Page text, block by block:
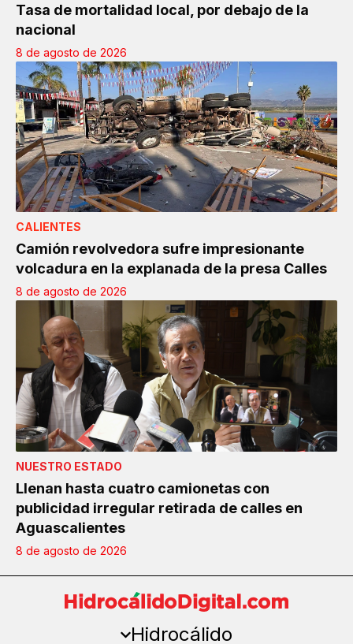
Tasa de mortalidad local, por debajo de la
nacional
8 de agosto de 2026
CALIENTES
Camión revolvedora sufre impresionante
volcadura en la explanada de la presa Calles
8 de agosto de 2026
NUESTRO ESTADO
Llenan hasta cuatro camionetas con
publicidad irregular retirada de calles en
Aguascalientes
8 de agosto de 2026
Hidrocálido